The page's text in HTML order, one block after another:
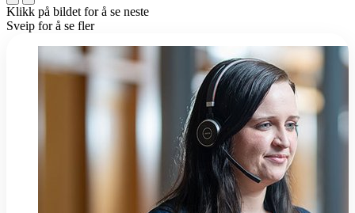
Klikk på bildet for å se neste
Sveip for å se fler